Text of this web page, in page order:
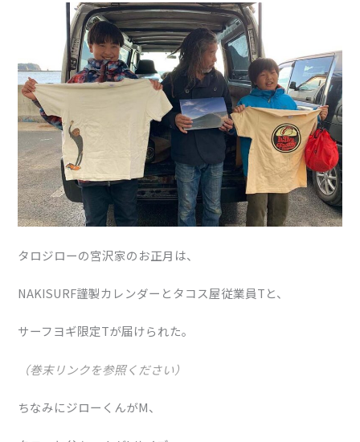
タロジローの宮沢家のお正月は、
NAKISURF謹製カレンダーとタコス屋従業員Tと、
サーフヨギ限定Tが届けられた。
（巻末リンクを参照ください）
ちなみにジローくんがM、